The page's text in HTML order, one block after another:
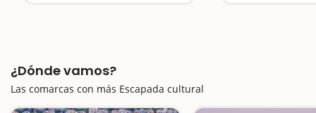
¿Dónde vamos?
Las comarcas con más Escapada cultural